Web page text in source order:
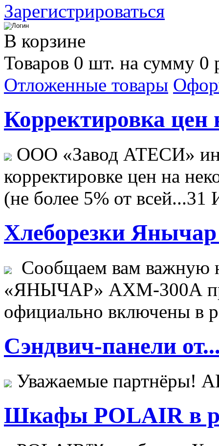
Зарегистрироваться
В корзине
Товаров 0 шт. на сумму 0
Отложенные товары
Корректировка цен
ООО «Завод АТЕСИ»
корректировке цен на
(не более 5% от всей...31
Хлеборезки Янычар
Сообщаем вам важную
«ЯНЫЧАР» АХМ-300А
официально включены в
Сэндвич-панели
Уважаемые
Шкафы POLAIR в